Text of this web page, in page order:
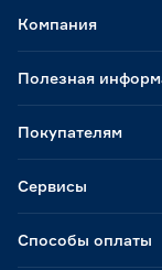
Способы оплаты
Компания
Полезная
Покупателям
Сервисы